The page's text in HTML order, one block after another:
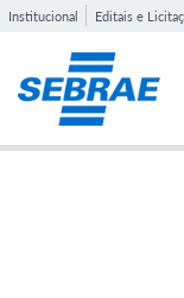
Institucional Editais e